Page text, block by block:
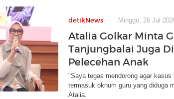
detikNews Minggu, 26 Jul
Atalia Golkar Minta
Tanjungbalai Juga
Pelecehan Anak
"Saya tegas mendorong agar
termasuk oknum guru yang diduga
Atalia.